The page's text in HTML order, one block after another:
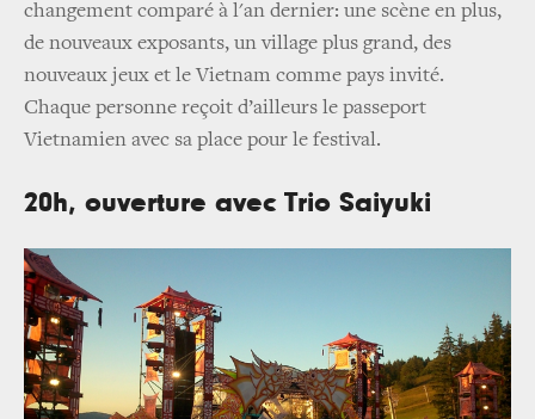
changement comparé à l'an dernier: une scène en plus,
de nouveaux exposants, un village plus grand, des
nouveaux jeux et le Vietnam comme pays invité.
Chaque personne reçoit d’ailleurs le passeport
Vietnamien avec sa place pour le festival.
20h, ouverture avec Trio Saiyuki